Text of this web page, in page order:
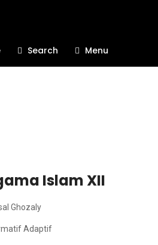
Search Menu
Islam XII
Ghozaly
Adaptif